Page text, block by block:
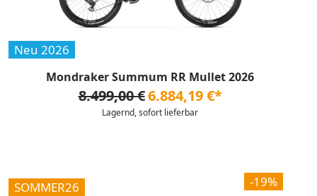
Neu 2026
Mondraker Summum RR Mullet 2026
8.499,00 €6.884,19 €*
Lagernd, sofort lieferbar
-19%
SOMMER26